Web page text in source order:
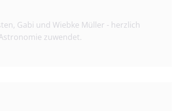
Gabi und Wiebke Müller - herzlich
zuwendet.